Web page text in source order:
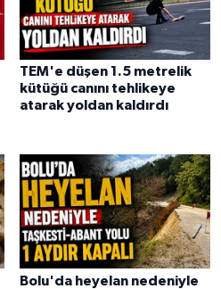
TEM'e düşen 1.5 metrelik
kütüğü canını tehlikeye
atarak yoldan kaldırdı
Bolu'da heyelan nedeniyle